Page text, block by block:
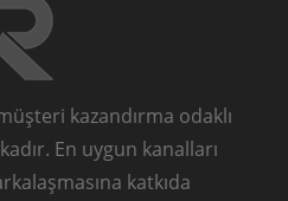
kazandırma odaklı
En uygun kanalları
katkıda